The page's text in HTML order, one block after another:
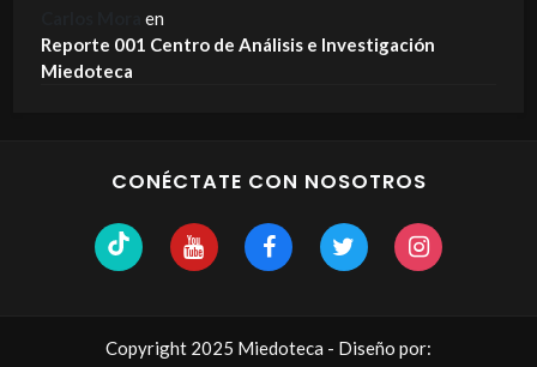
en
Reporte 001 Centro de Análisis e Investigación
Miedoteca
CONÉCTATE CON NOSOTROS
Copyright 2025 Miedoteca - Diseño por: